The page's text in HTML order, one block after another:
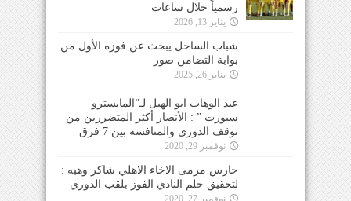
رسمياً خلال ساعات
يناير 13, 2026
شباب الساحل يبحث عن فوزه الأول من
بوابة التضامن صور
يناير 26, 2025
عبد الوهاب ابو الهيل لـ”المايسترو
سبورت ” : الأنصار أكثر المتضررين من
توقف الدوري والمنافسة بين 7 فرق
نوفمبر 29, 2020
حارس مرمى الاخاء الاهلي شاكر وهبه :
لتحقيق حلم النادي الفوز بلقب الدوري
نوفمبر 27, 2020